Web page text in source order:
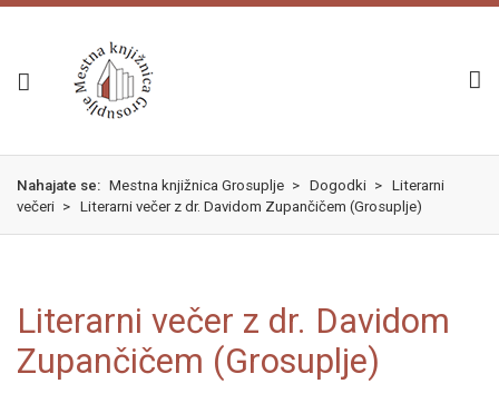
Skok
vsebino
izjava
dostopnosti
Nahajate se: Mestna knjižnica Grosuplje > Dogodki > Literarni
večeri > Literarni večer z dr. Davidom Zupančičem (Grosuplje)
Literarni večer z dr. Davidom
Zupančičem (Grosuplje)